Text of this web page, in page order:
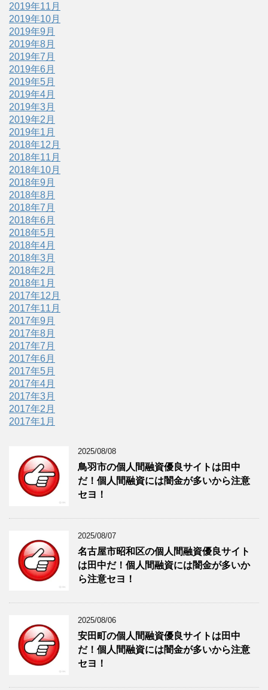
2019年11月
2019年10月
2019年9月
2019年8月
2019年7月
2019年6月
2019年5月
2019年4月
2019年3月
2019年2月
2019年1月
2018年12月
2018年11月
2018年10月
2018年9月
2018年8月
2018年7月
2018年6月
2018年5月
2018年4月
2018年3月
2018年2月
2018年1月
2017年12月
2017年11月
2017年9月
2017年8月
2017年7月
2017年6月
2017年5月
2017年4月
2017年3月
2017年2月
2017年1月
2025/08/08
鳥羽市の個人間融資優良サイトは田中
だ！個人間融資には闇金が多いから注意
セヨ！
2025/08/07
名古屋市昭和区の個人間融資優良サイト
は田中だ！個人間融資には闇金が多いか
ら注意セヨ！
2025/08/06
安田町の個人間融資優良サイトは田中
だ！個人間融資には闇金が多いから注意
セヨ！